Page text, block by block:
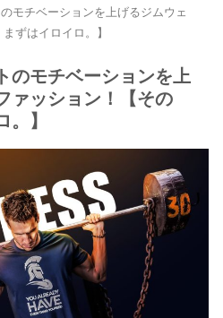
モチベーションを上げるジムウェ
ずはイロイロ。】
のモチベーションを上
ァッション！【その
】